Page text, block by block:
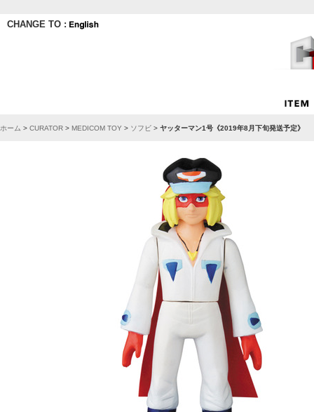
CHANGE TO :
ホーム > CURATOR > MEDICOM TOY > ソフビ > ヤッターマン1号《2019年8月下旬発送予定》